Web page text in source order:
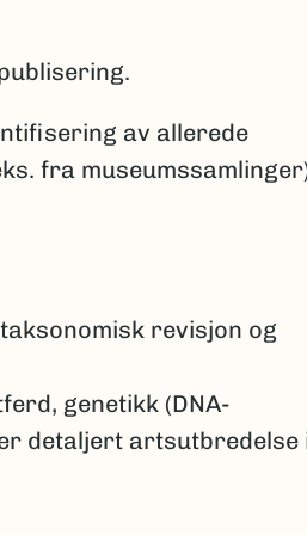
av allerede
fra
revisjon og
genetikk (DNA-
detaljert artsutbredelse